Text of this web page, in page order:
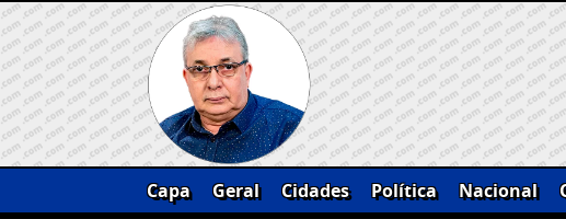
Skip
to
content
Capa Geral Cidades Política Nacional